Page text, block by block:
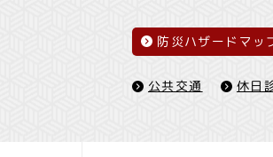
防災ハザードマッ
公共交通 休日